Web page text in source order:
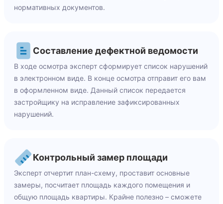
нормативных документов.
Составление дефектной ведомости
В ходе осмотра эксперт сформирует список нарушений
в электронном виде. В конце осмотра отправит его вам
в оформленном виде. Данный список передается
застройщику на исправление зафиксированных
нарушений.
Контрольный замер площади
Эксперт отчертит план-схему, проставит основные
замеры, посчитает площадь каждого помещения и
общую площадь квартиры. Крайне полезно – сможете